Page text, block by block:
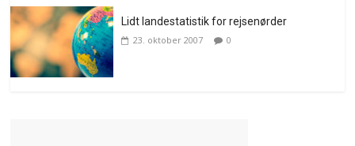
Lidt landestatistik for rejsenørder
23. oktober 2007 0